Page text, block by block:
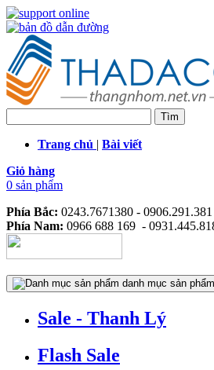
Trang chủ | Bài viết
Giỏ hàng
0 sản phẩm
Phía Bắc: 0243.7671380 -
Phía Nam: 0966 688 169 -
danh mục sản phẩm
Sale - Thanh Lý
Flash Sale